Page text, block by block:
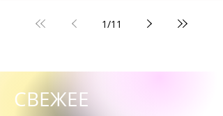
1/11
СВЕЖЕЕ